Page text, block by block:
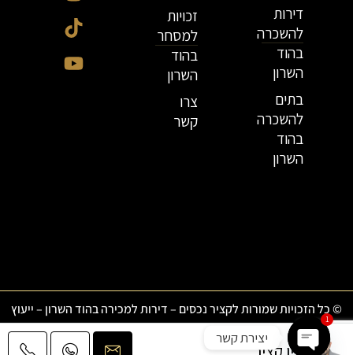
דירות
להשכרה
בהוד
השרון
בתים
להשכרה
בהוד
השרון
זכויות
למסחר
בהוד
השרון
צרו
קשר
© כל הזכויות שמורות לקציר נכסים – דירות למכירה בהוד השרון – ייעוץ
ותיווך נדל”ן בהוד השרון|
עיצוב האתר, בניית האתר ותחזוקתו:
יצירת קשר
1